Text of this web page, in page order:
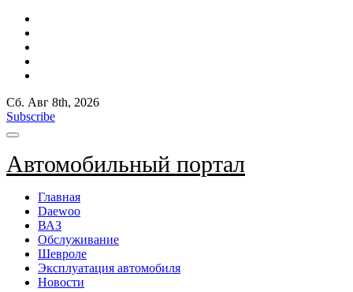
Сб. Авг 8th, 2026
Subscribe
Автомобильный портал
Главная
Daewoo
ВАЗ
Обслуживание
Шевроле
Эксплуатация автомобиля
Новости